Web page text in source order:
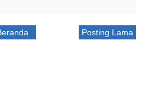
Posting Lama